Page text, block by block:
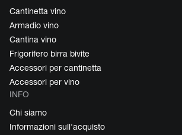
Cantinetta vino
Armadio vino
Cantina vino
Frigorifero birra bivite
Accessori per cantinetta
Accessori per vino
INFO
Chi siamo
Informazioni sull'acquisto